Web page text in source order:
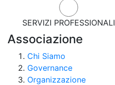
SERVIZI PROFESSIONALI
Associazione
Chi Siamo
Governance
Organizzazione